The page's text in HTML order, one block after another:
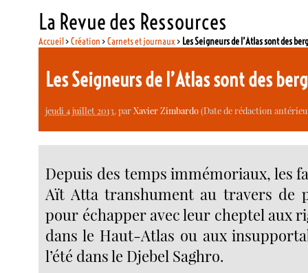
La Revue des Ressources
Accueil>Création >Carnets et journaux > Les Seigneurs de l’Atlas sont des
Les Seigneurs de l’Atlas sont des
jeudi 4 juillet 2013, parXavier Zimbardo(Date de rédaction
Depuis des temps immémoriaux, les
Aït Atta transhument au travers de
pour échapper avec leur cheptel aux
dans le Haut-Atlas ou aux
l’été dans le Djebel Saghro.